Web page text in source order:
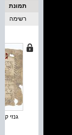
תמונת
כריכה
רשימה
גנזי